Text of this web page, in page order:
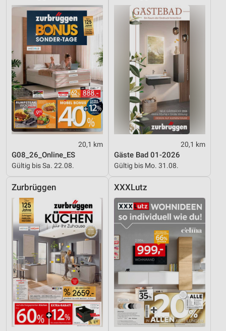
20,1 km
G08_26_Online_ES
Gültig bis Sa. 22.08.
20,1 km
Gäste Bad 01-2026
Gültig bis Mo. 31.08.
Zurbrüggen XXXLutz